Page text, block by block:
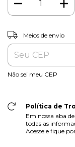
Entregas para o CEP:
Meios de envio
Não sei meu CEP
Política de
Em nossa aba
todas as
Acesse e fique